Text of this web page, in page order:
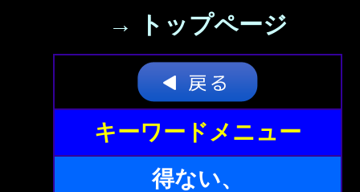
→ トップページ
キーワードメニュー
得ない、